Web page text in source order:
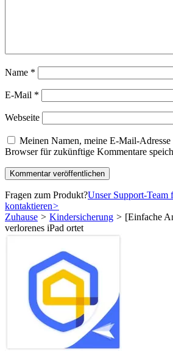
Name *
E-Mail *
Webseite
Meinen Namen, meine E-Mail-Adresse
Browser für zukünftige Kommentare
Fragen zum Produkt?Unser Support-Team
kontaktieren>
Zuhause > Kindersicherung > [Einfache
verlorenes iPad ortet